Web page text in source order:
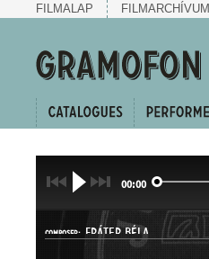
FILMALAP FILMARCHÍVUM
00:00
COMPOSER: FRÁTER BÉLA